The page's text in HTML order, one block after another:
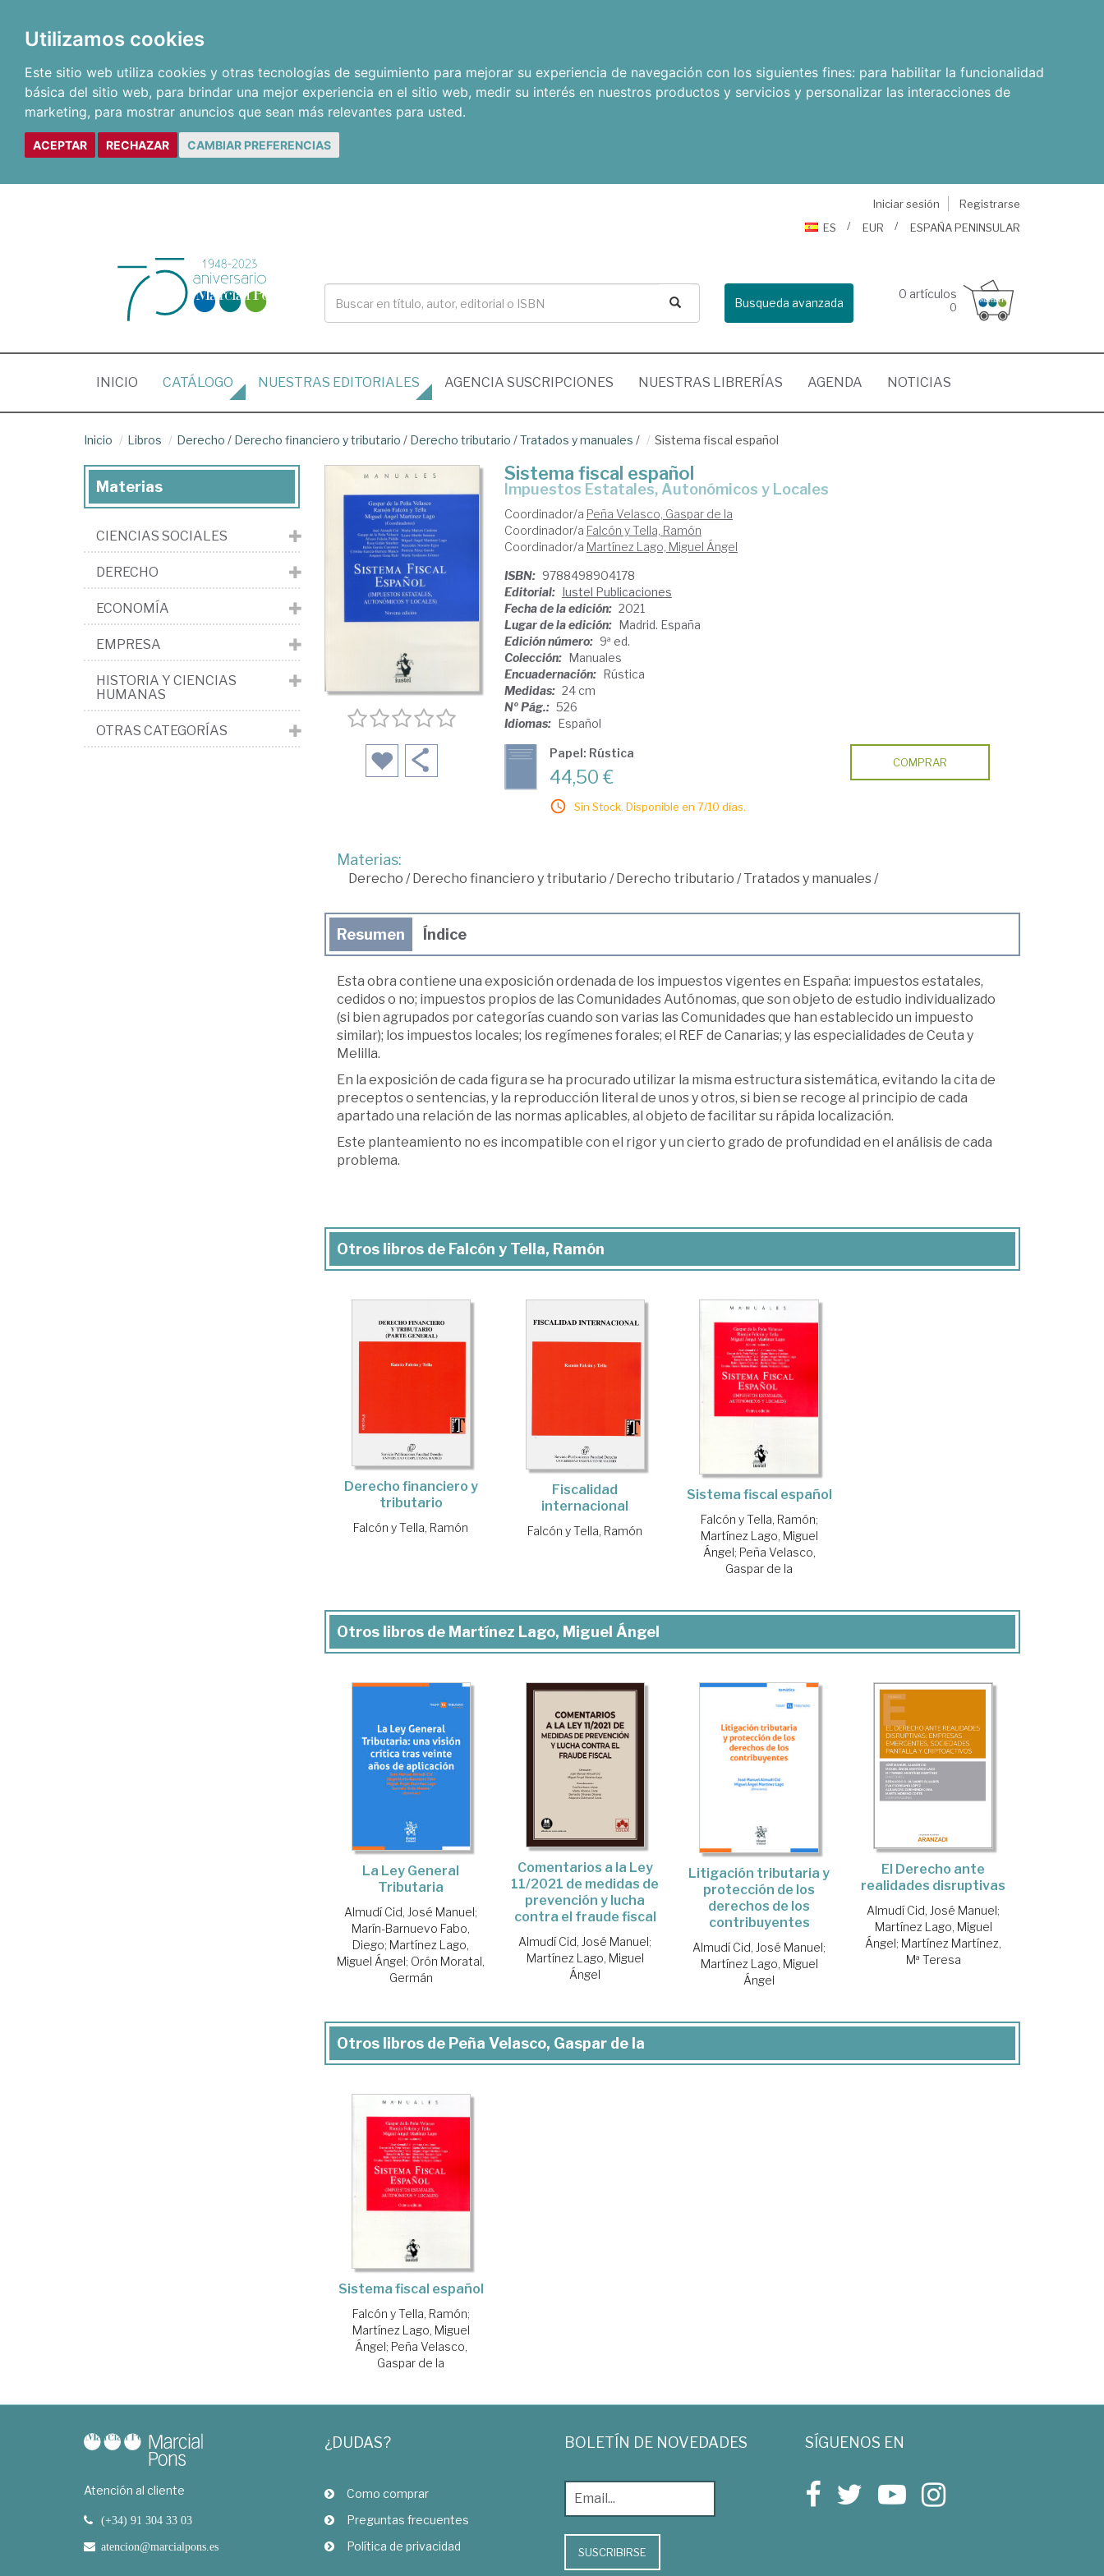
Utilizamos cookies
Este sitio web utiliza cookies y otras tecnologías de seguimiento para mejorar su experiencia de navegación con los siguientes fines: para habilitar la funcionalidad
básica del sitio web, para brindar una mejor experiencia en el sitio web, medir su interés en nuestros productos y servicios y personalizar las interacciones de
marketing, para mostrar anuncios que sean más relevantes para usted.
ACEPTAR RECHAZAR CAMBIAR PREFERENCIAS
Iniciar sesión
Registrarse
ES
EUR ESPAÑA PENINSULAR
Busqueda avanzada
0 artículos
0
INICIO (CURRENT)
CATÁLOGO NUESTRAS EDITORIALES AGENCIA SUSCRIPCIONES NUESTRAS LIBRERÍAS AGENDA NOTICIAS
Inicio Libros Derecho / Derecho financiero y tributario / Derecho tributario /Tratados y manuales / Sistema fiscal español
Sistema fiscal español
Impuestos Estatales, Autonómicos y Locales
Coordinador/a Peña Velasco, Gaspar de la
Coordinador/a Falcón y Tella, Ramón
Coordinador/a Martínez Lago, Miguel Ángel
ISBN: 9788498904178
Editorial: Iustel Publicaciones
Fecha de la edición: 2021
Lugar de la edición: Madrid. España
Edición número: 9ª ed.
Colección: Manuales
Encuadernación: Rústica
Medidas: 24 cm
Nº Pág.: 526
Idiomas: Español
Papel: Rústica
44,50 €
Sin Stock. Disponible en 7/10 días.
COMPRAR
Materias:
Derecho /Derecho financiero y tributario /Derecho tributario /Tratados y manuales/
Resumen Índice
Esta obra contiene una exposición ordenada de los impuestos vigentes en España: impuestos estatales,
cedidos o no; impuestos propios de las Comunidades Autónomas, que son objeto de estudio individualizado
(si bien agrupados por categorías cuando son varias las Comunidades que han establecido un impuesto
similar); los impuestos locales; los regímenes forales; el REF de Canarias; y las especialidades de Ceuta y
Melilla.
En la exposición de cada figura se ha procurado utilizar la misma estructura sistemática, evitando la cita de
preceptos o sentencias, y la reproducción literal de unos y otros, si bien se recoge al principio de cada
apartado una relación de las normas aplicables, al objeto de facilitar su rápida localización.
Este planteamiento no es incompatible con el rigor y un cierto grado de profundidad en el análisis de cada
problema.
Otros libros de Falcón y Tella, Ramón
Derecho financiero y
tributario
Falcón y Tella, Ramón
Fiscalidad
internacional
Falcón y Tella, Ramón
Sistema fiscal español
Falcón y Tella, Ramón;
Martínez Lago, Miguel
Ángel; Peña Velasco,
Gaspar de la
Otros libros de Martínez Lago, Miguel Ángel
La Ley General
Tributaria
Almudí Cid, José Manuel;
Marín-Barnuevo Fabo,
Diego; Martínez Lago,
Miguel Ángel; Orón Moratal,
Germán
Comentarios a la Ley
11/2021 de medidas de
prevención y lucha
contra el fraude fiscal
Almudí Cid, José Manuel;
Martínez Lago, Miguel
Ángel
Litigación tributaria y
protección de los
derechos de los
contribuyentes
Almudí Cid, José Manuel;
Martínez Lago, Miguel
Ángel
El Derecho ante
realidades disruptivas
Almudí Cid, José Manuel;
Martínez Lago, Miguel
Ángel; Martínez Martínez,
Mª Teresa
Otros libros de Peña Velasco, Gaspar de la
Sistema fiscal español
Falcón y Tella, Ramón;
Martínez Lago, Miguel
Ángel; Peña Velasco,
Gaspar de la
Materias
CIENCIAS SOCIALES
DERECHO
ECONOMÍA
EMPRESA
HISTORIA Y CIENCIAS
HUMANAS
OTRAS CATEGORÍAS
Atención al cliente
(+34) 91 304 33 03
atencion@marcialpons.es
¿DUDAS?
Como comprar
Preguntas frecuentes
Política de privacidad
BOLETÍN DE NOVEDADES
SUSCRIBIRSE
SÍGUENOS EN